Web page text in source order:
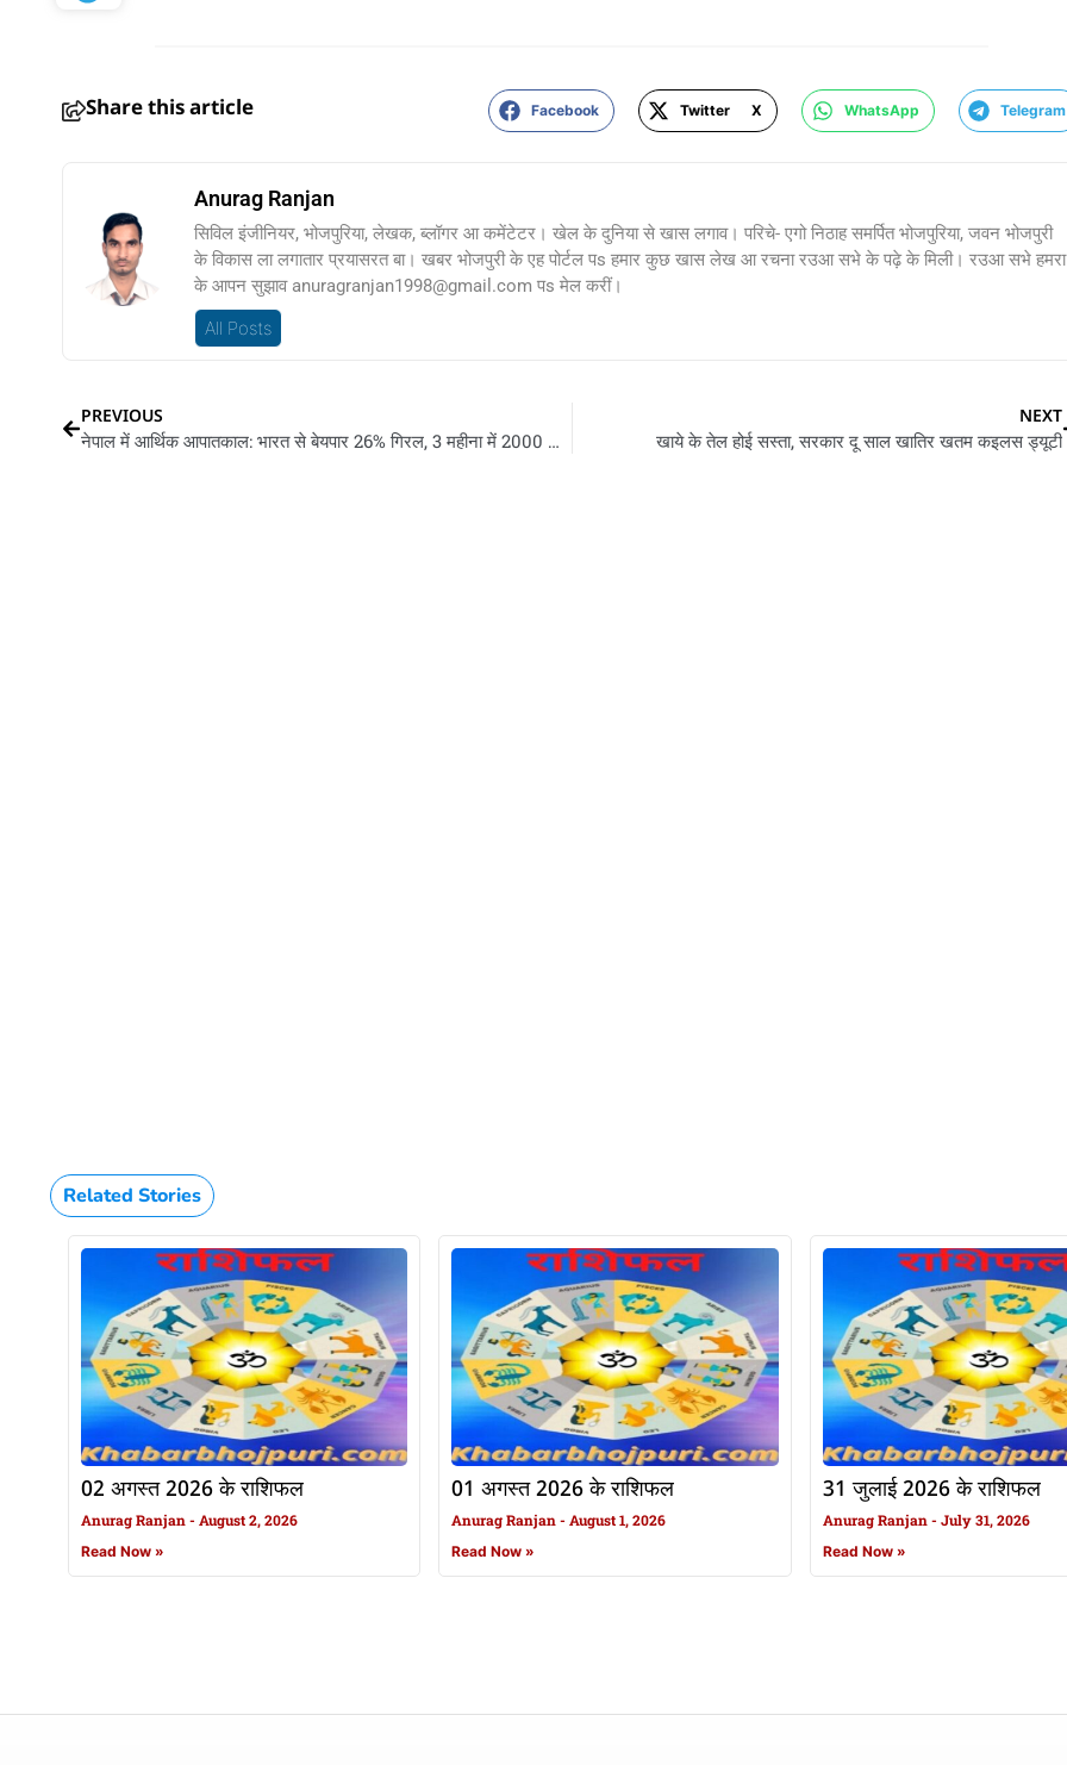
Share this article Facebook Twitter X WhatsApp Telegram
Anurag Ranjan
सिविल इंजीनियर, भोजपुरिया, लेखक, ब्लॉगर आ कमेंटेटर। खेल के दुनिया से खास लगाव। परिचे- एगो निठाह समर्पित भोजपुरिया, जवन भोजपुरी
के विकास ला लगातार प्रयासरत बा। खबर भोजपुरी के एह पोर्टल पs हमार कुछ खास लेख आ रचना रउआ सभे के पढ़े के मिली। रउआ सभे हमरा
के आपन सुझाव anuragranjan1998@gmail.com पs मेल करीं।
All Posts
PREVIOUS
नेपाल में आर्थिक आपातकाल: भारत से बेयपार 26% गिरल, 3 महीना में 2000 करोड़ के घाटा
NEXT
खाये के तेल होई सस्ता, सरकार दू साल खातिर खतम कइलस ड्यूटी
Related Stories
02 अगस्त 2026 के राशिफल
Anurag Ranjan August 2, 2026
Read Now »
01 अगस्त 2026 के राशिफल
Anurag Ranjan August 1, 2026
Read Now »
31 जुलाई 2026 के राशिफल
Anurag Ranjan July 31, 2026
Read Now »